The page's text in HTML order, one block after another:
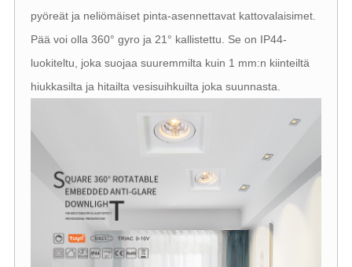
pyöreät ja neliömäiset pinta-asennettavat kattovalaisimet.
Pää voi olla 360° gyro ja 21° kallistettu. Se on IP44-
luokiteltu, joka suojaa suuremmilta kuin 1 mm:n kiinteiltä
hiukkasilta ja hitailta vesisuihkuilta joka suunnasta.